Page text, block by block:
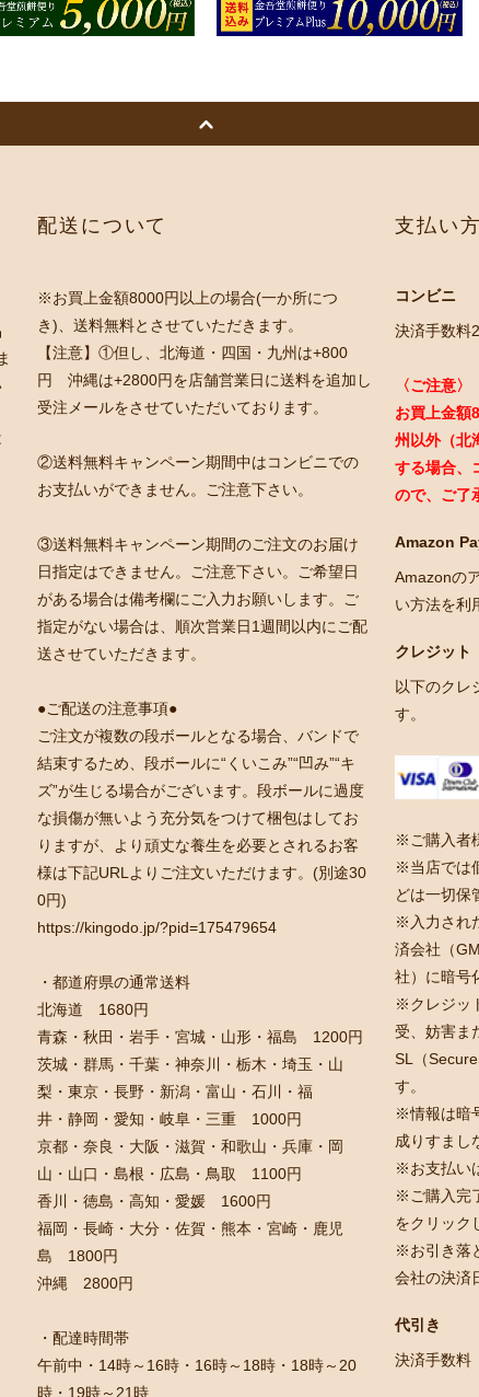
配送について
※お買上金額8000円以上の場合(一か所につ
き)、送料無料とさせていただきます。
【注意】①但し、北海道・四国・九州は+800
円 沖縄は+2800円を店舗営業日に送料を追加し
受注メールをさせていただいております。
②送料無料キャンペーン期間中はコンビニでの
お支払いができません。ご注意下さい。
③送料無料キャンペーン期間のご注文のお届け
日指定はできません。ご注意下さい。ご希望日
がある場合は備考欄にご入力お願いします。ご
指定がない場合は、順次営業日1週間以内にご配
送させていただきます。
●ご配送の注意事項●
ご注文が複数の段ボールとなる場合、バンドで
結束するため、段ボールに“くいこみ”“凹み”“キ
ズ”が生じる場合がございます。段ボールに過度
な損傷が無いよう充分気をつけて梱包はしてお
りますが、より頑丈な養生を必要とされるお客
様は下記URLよりご注文いただけます。(別途30
0円)
https://kingodo.jp/?pid=175479654
・都道府県の通常送料
北海道 1680円
青森・秋田・岩手・宮城・山形・福島 1200円
茨城・群馬・千葉・神奈川・栃木・埼玉・山
梨・東京・長野・新潟・富山・石川・福
井・静岡・愛知・岐阜・三重 1000円
京都・奈良・大阪・滋賀・和歌山・兵庫・岡
山・山口・島根・広島・鳥取 1100円
香川・徳島・高知・愛媛 1600円
福岡・長崎・大分・佐賀・熊本・宮崎・鹿児
島 1800円
沖縄 2800円
・配達時間帯
午前中・14時～16時・16時～18時・18時～20
時・19時～21時
支払い
コンビニ
決済手数料
〈ご注意〉
お買上金額
州以外（北
する場合、
ので、ご了
Amazon
Amazonの
い方法を利
クレジット
以下のクレ
す。
※ご購入者
※当店では
どは一切保
※入力され
済会社（
社）に暗号
※クレジッ
受、妨害ま
SL（
す。
※情報は暗
成りすまし
※お支払い
※ご購入完
をクリック
※お引き落
会社の決済
代引き
決済手数料